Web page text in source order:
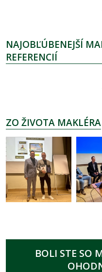
NAJOBĽÚBENEJŠÍ
REFERENCIÍ
ZO ŽIVOTA MAKLÉRA
BOLI STE SO